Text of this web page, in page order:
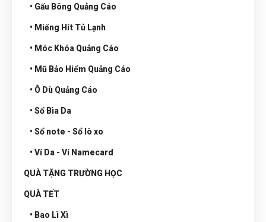
• Gấu Bông Quảng Cáo
• Miếng Hít Tủ Lạnh
• Móc Khóa Quảng Cáo
• Mũ Bảo Hiểm Quảng Cáo
• Ô Dù Quảng Cáo
• Sổ Bìa Da
• Sổ note - Sổ lò xo
• Ví Da - Ví Namecard
QUÀ TẶNG TRƯỜNG HỌC
QUÀ TẾT
• Bao Lì Xì